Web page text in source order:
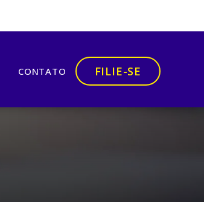
CONTATO FILIE-SE